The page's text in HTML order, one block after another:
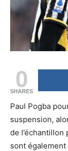
0
SHARES
Paul Pogba
suspension,
de
sont